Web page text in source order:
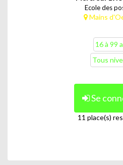
Ecole des
Mains
16 à 99
Tous
Se
11 place(s)